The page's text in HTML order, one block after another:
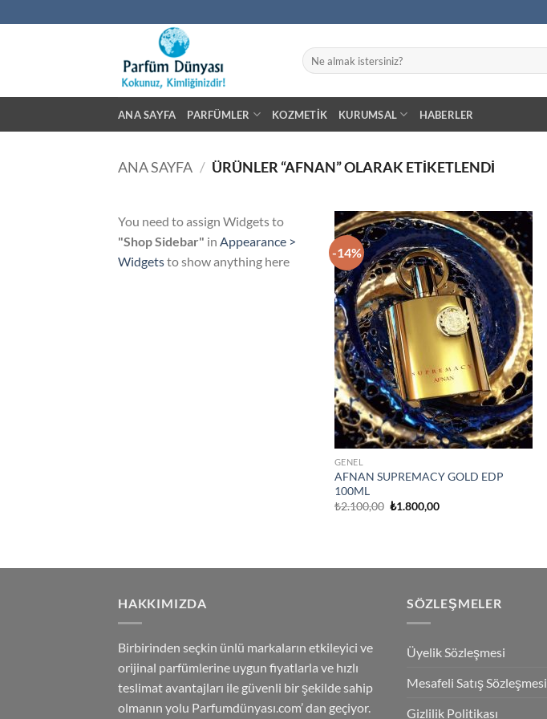
atla
Ara:
ANA SAYFA PARFÜMLER KOZMETIK KURUMSAL HABERLER
ANA SAYFA / ÜRÜNLER “AFNAN” OLARAK ETIKETLENDI
You need to assign Widgets to
"Shop Sidebar" in Appearance >
Widgetsto show anything here
-14%
İstek
Listeme
Ekle
GENEL
AFNAN SUPREMACY GOLD EDP
100ML
₺2.100,00 Orijinal
₺1.800,00Şu
HAKKIMIZDA
Birbirinden seçkin ünlü markaların etkileyici ve
orijinal parfümlerine uygun fiyatlarla ve hızlı
teslimat avantajları ile güvenli bir şekilde sahip
olmanın yolu Parfumdünyası.com’ dan geçiyor.
SÖZLEŞMELER
Üyelik Sözleşmesi
Mesafeli Satış Sözleşmesi
Gizlilik Politikası